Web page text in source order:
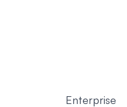
Enterprise